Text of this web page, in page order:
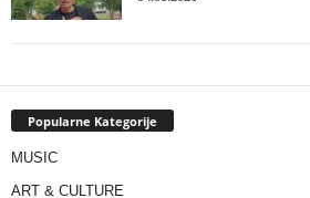
Popularne Kategorije
MUSIC
ART & CULTURE